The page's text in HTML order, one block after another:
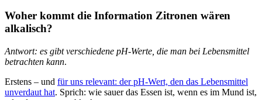
Woher kommt die Information Zitronen wären
alkalisch?
Antwort: es gibt verschiedene pH-Werte, die man bei Lebensmittel
betrachten kann.
Erstens – und für uns relevant: der pH-Wert, den das Lebensmittel
unverdaut hat. Sprich: wie sauer das Essen ist, wenn es im Mund ist,